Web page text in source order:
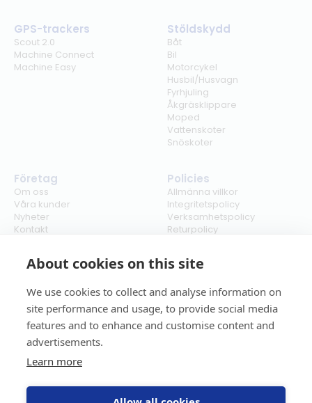
About cookies on this site
We use cookies to collect and analyse information on
site performance and usage, to provide social media
features and to enhance and customise content and
advertisements.
Learn more
GPS-trackers
Scout 2.0
Machine Connect
Machine Easy
Stöldskydd
Båt
Bil
Motorcykel
Husbil/Husvagn
Fyrhjuling
Åkgräsklippare
Moped
Vattenskoter
Snöskoter
Företag
Om oss
Våra kunder
Nyheter
Kontakt
Policies
Allmänna villkor
Integritetspolicy
Verksamhetspolicy
Returpolicy
Cookies